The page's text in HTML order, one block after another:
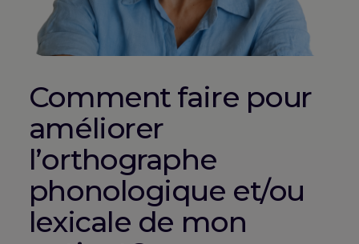
Comment faire pour
améliorer
l’orthographe
phonologique et/ou
lexicale de mon